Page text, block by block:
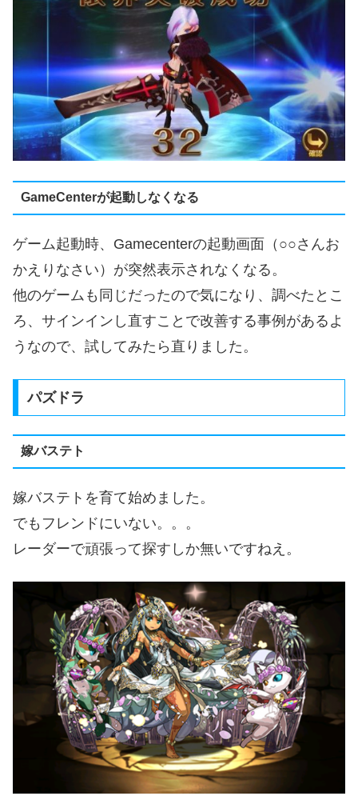
GameCenterが起動しなくなる
ゲーム起動時、Gamecenterの起動画面（○○さんお
かえりなさい）が突然表示されなくなる。
他のゲームも同じだったので気になり、調べたとこ
ろ、サインインし直すことで改善する事例があるよ
うなので、試してみたら直りました。
パズドラ
嫁バステト
嫁バステトを育て始めました。
でもフレンドにいない。。。
レーダーで頑張って探すしか無いですねえ。